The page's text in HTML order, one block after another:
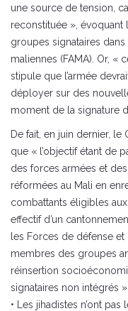
une source de tension,
reconstituée », évoquant
groupes signataires
maliennes (FAMA). Or, «
stipule que l’armée
déployer sur des
moment de la signature
De fait, en juin dernier, le
que « l’objectif étant de
des forces armées et
réformées au Mali en
combattants éligibles
effectif d’un
les Forces de défense
membres des groupes
réinsertion
signataires non intégrés ».
• Les jihadistes n’ont